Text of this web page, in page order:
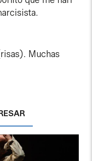
de un infarto: la
temporada en